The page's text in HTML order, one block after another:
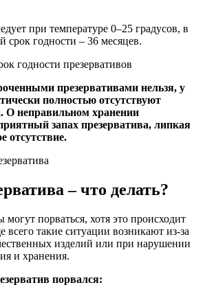
при температуре 0–25 градусов, в
срок годности – 36 месяцев.
годности презервативов
презервативами нельзя, у
полностью отсутствуют
О неправильном хранении
запах презерватива, липкая
отсутствие.
– что делать?
могут порваться, хотя это происходит
всего такие ситуации возникают из-за
изделий или при нарушении
и хранения.
порвался: